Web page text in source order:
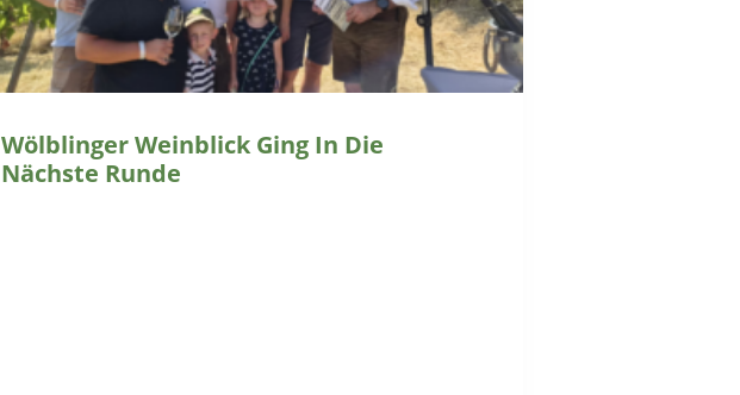
Wölblinger Weinblick Ging In Die
Nächste Runde